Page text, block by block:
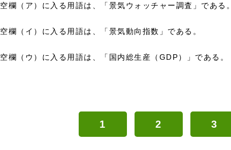
空欄（ア）に入る用語は、「景気ウォッチャー調査」である。
空欄（イ）に入る用語は、「景気動向指数」である。
空欄（ウ）に入る用語は、「国内総生産（GDP）」である。
1 2 3